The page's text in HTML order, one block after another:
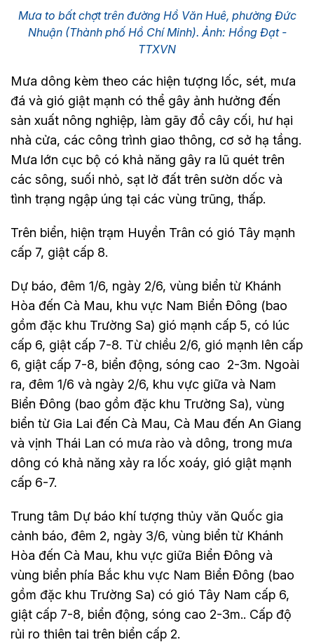
Mưa to bất chợt trên đường Hồ Văn Huê, phường Đức
Nhuận (Thành phố Hồ Chí Minh). Ảnh: Hồng Đạt -
TTXVN
Mưa dông kèm theo các hiện tượng lốc, sét, mưa
đá và gió giật mạnh có thể gây ảnh hưởng đến
sản xuất nông nghiệp, làm gãy đổ cây cối, hư hại
nhà cửa, các công trình giao thông, cơ sở hạ tầng.
Mưa lớn cục bộ có khả năng gây ra lũ quét trên
các sông, suối nhỏ, sạt lở đất trên sườn dốc và
tình trạng ngập úng tại các vùng trũng, thấp.
Trên biển, hiện trạm Huyền Trân có gió Tây mạnh
cấp 7, giật cấp 8.
Dự báo, đêm 1/6, ngày 2/6, vùng biển từ Khánh
Hòa đến Cà Mau, khu vực Nam Biển Đông (bao
gồm đặc khu Trường Sa) gió mạnh cấp 5, có lúc
cấp 6, giật cấp 7-8. Từ chiều 2/6, gió mạnh lên cấp
6, giật cấp 7-8, biển động, sóng cao 2-3m. Ngoài
ra, đêm 1/6 và ngày 2/6, khu vực giữa và Nam
Biển Đông (bao gồm đặc khu Trường Sa), vùng
biển từ Gia Lai đến Cà Mau, Cà Mau đến An Giang
và vịnh Thái Lan có mưa rào và dông, trong mưa
dông có khả năng xảy ra lốc xoáy, gió giật mạnh
cấp 6-7.
Trung tâm Dự báo khí tượng thủy văn Quốc gia
cảnh báo, đêm 2, ngày 3/6, vùng biển từ Khánh
Hòa đến Cà Mau, khu vực giữa Biển Đông và
vùng biển phía Bắc khu vực Nam Biển Đông (bao
gồm đặc khu Trường Sa) có gió Tây Nam cấp 6,
giật cấp 7-8, biển động, sóng cao 2-3m.. Cấp độ
rủi ro thiên tai trên biển cấp 2.